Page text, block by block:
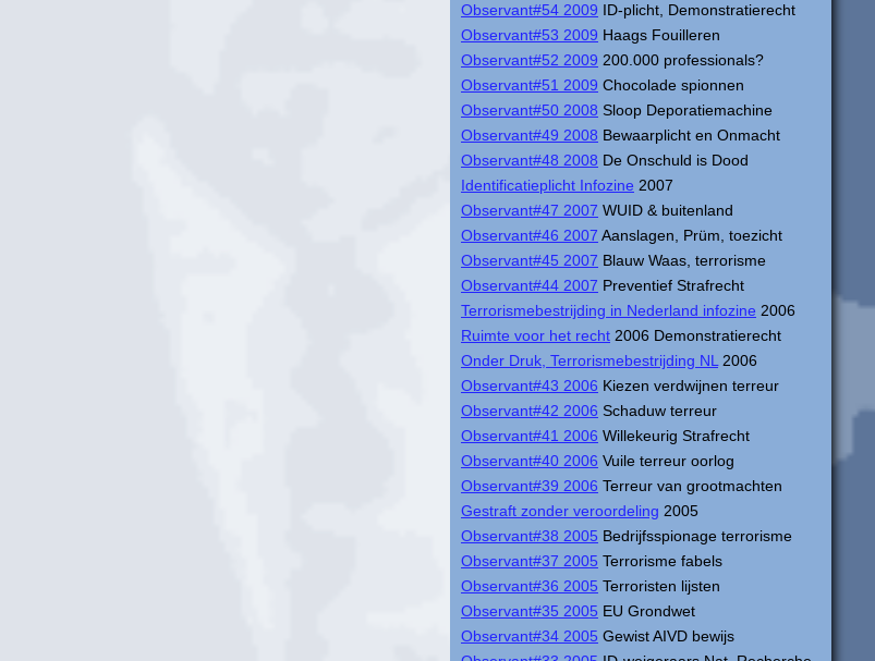
Observant#54 2009 ID-plicht, Demonstratierecht
Observant#53 2009 Haags Fouilleren
Observant#52 2009 200.000 professionals?
Observant#51 2009 Chocolade spionnen
Observant#50 2008 Sloop Deporatiemachine
Observant#49 2008 Bewaarplicht en Onmacht
Observant#48 2008 De Onschuld is Dood
Identificatieplicht Infozine 2007
Observant#47 2007 WUID & buitenland
Observant#46 2007 Aanslagen, Prüm, toezicht
Observant#45 2007 Blauw Waas, terrorisme
Observant#44 2007 Preventief Strafrecht
Terrorismebestrijding in Nederland infozine 2006
Ruimte voor het recht 2006 Demonstratierecht
Onder Druk, Terrorismebestrijding NL 2006
Observant#43 2006 Kiezen verdwijnen terreur
Observant#42 2006 Schaduw terreur
Observant#41 2006 Willekeurig Strafrecht
Observant#40 2006 Vuile terreur oorlog
Observant#39 2006 Terreur van grootmachten
Gestraft zonder veroordeling 2005
Observant#38 2005 Bedrijfsspionage terrorisme
Observant#37 2005 Terrorisme fabels
Observant#36 2005 Terroristen lijsten
Observant#35 2005 EU Grondwet
Observant#34 2005 Gewist AIVD bewijs